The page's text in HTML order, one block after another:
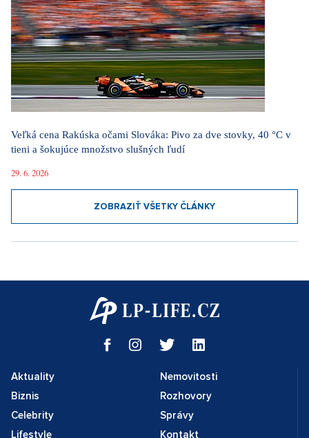
Veľká cena Rakúska očami Slováka: Pivo za dve stovky, 40 °C v
tieni a šokujúce množstvo slušných ľudí
29. 6. 2026
ZOBRAZIŤ VŠETKY ČLÁNKY
Aktuality
Biznis
Celebrity
Lifestyle
Nemovitosti
Rozhovory
Správy
Kontakt